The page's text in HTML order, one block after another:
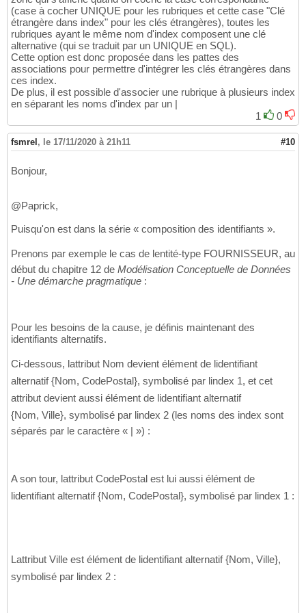
(case à cocher UNIQUE pour les rubriques et cette case "Clé
étrangère dans index" pour les clés étrangères), toutes les
rubriques ayant le même nom d'index composent une clé
alternative (qui se traduit par un UNIQUE en SQL).
Cette option est donc proposée dans les pattes des
associations pour permettre d'intégrer les clés étrangères dans
ces index.
De plus, il est possible d'associer une rubrique à plusieurs index
en séparant les noms d'index par un |
1
0
fsmrel , le 17/11/2020 à 21h11 #10
Bonjour,
@Paprick,
Puisqu'on est dans la série « composition des identifiants ».
Prenons par exemple le cas de lentité-type FOURNISSEUR, au
début du chapitre 12 de Modélisation Conceptuelle de Données
- Une démarche pragmatique :
Pour les besoins de la cause, je définis maintenant des
identifiants alternatifs.
Ci-dessous, lattribut Nom devient élément de lidentifiant
alternatif {Nom, CodePostal}, symbolisé par lindex 1, et cet
attribut devient aussi élément de lidentifiant alternatif
{Nom, Ville}, symbolisé par lindex 2 (les noms des index sont
séparés par le caractère « | ») :
A son tour, lattribut CodePostal est lui aussi élément de
lidentifiant alternatif {Nom, CodePostal}, symbolisé par lindex 1 :
Lattribut Ville est élément de lidentifiant alternatif {Nom, Ville},
symbolisé par lindex 2 :